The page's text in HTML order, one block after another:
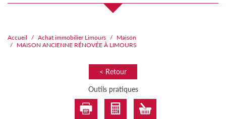
Accueil Achat immobilier Limours
Maison
MAISON ANCIENNE RÉNOVÉE À LIMOURS
< Retour
Outils pratiques